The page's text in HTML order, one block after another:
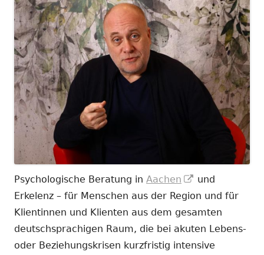
Psychologische Beratung in Aachen
In
neuem
Fenster
öffnen
und
Erkelenz – für Menschen aus der Region und für
Klientinnen und Klienten aus dem gesamten
deutschsprachigen Raum, die bei akuten Lebens-
oder Beziehungskrisen kurzfristig intensive